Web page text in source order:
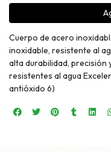
Cuerpo de acero
inoxidable, resistente al
alta durabilidad, precisión
resistentes al agua
antióxido 6)